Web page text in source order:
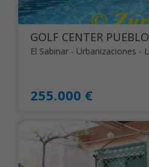
GOLF CENTER PUEBLO
255.000 €